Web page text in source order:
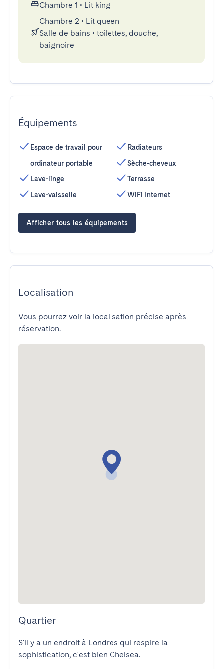
Chambre 1 • Lit king
Chambre 2 • Lit queen
Salle de bains • toilettes, douche,
baignoire
Équipements
Espace de travail pour
ordinateur portable
Lave-linge
Lave-vaisselle
Radiateurs
Sèche-cheveux
Terrasse
WiFi Internet
Afficher tous les équipements
Localisation
Vous pourrez voir la localisation précise après
réservation.
Quartier
S'il y a un endroit à Londres qui respire la
sophistication, c'est bien Chelsea.